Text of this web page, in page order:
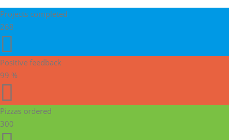
Projects completed
268
Positive feedback
99 %
Pizzas ordered
300